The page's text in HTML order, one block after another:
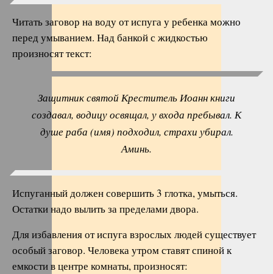
Читать заговор на воду от испуга у ребенка можно
перед умыванием. Над банкой с жидкостью
произносят текст:
Защитник святой Креститель Иоанн книги
создавал, водицу освящал, у входа пребывал. К
душе раба (имя) подходил, страхи убирал.
Аминь.
Испуганный должен совершить 3 глотка, умыться.
Остатки надо вылить за пределами двора.
Для избавления от испуга взрослых людей существует
особый заговор. Человека утром ставят спиной к
емкости в центре комнаты, произносят: